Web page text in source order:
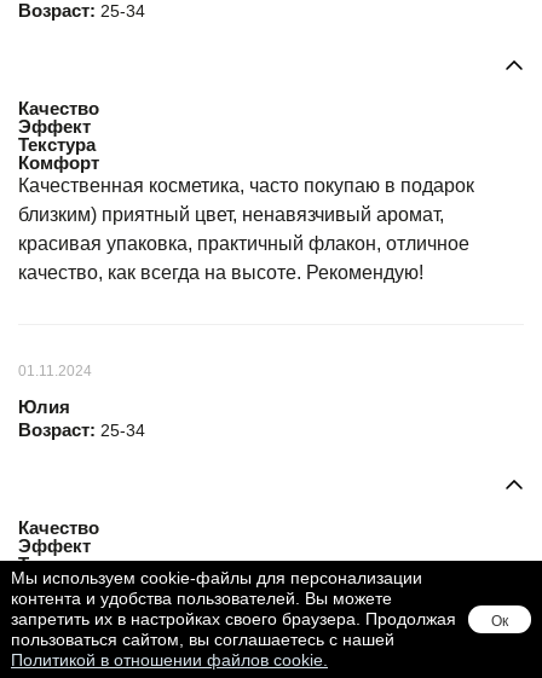
Возраст: 25-34
Качество
Эффект
Текстура
Комфорт
Качественная косметика, часто покупаю в подарок
близким) приятный цвет, ненавязчивый аромат,
красивая упаковка, практичный флакон, отличное
качество, как всегда на высоте. Рекомендую!
01.11.2024
Юлия
Возраст: 25-34
Качество
Эффект
Текстура
Комфорт
Тон блеска для губ - нейтральный, думаю подойдет
всем девушкам.
Хорошо увлажняет губы, не скатывается и не
Мы используем cookie-файлы для персонализации
контента и удобства пользователей. Вы можете
запретить их в настройках своего браузера. Продолжая
пользоваться сайтом, вы соглашаетесь с нашей
Политикой в отношении файлов cookie.
Ок